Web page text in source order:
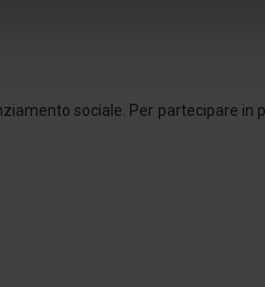
dei social media e per
sociale. Per partecipare